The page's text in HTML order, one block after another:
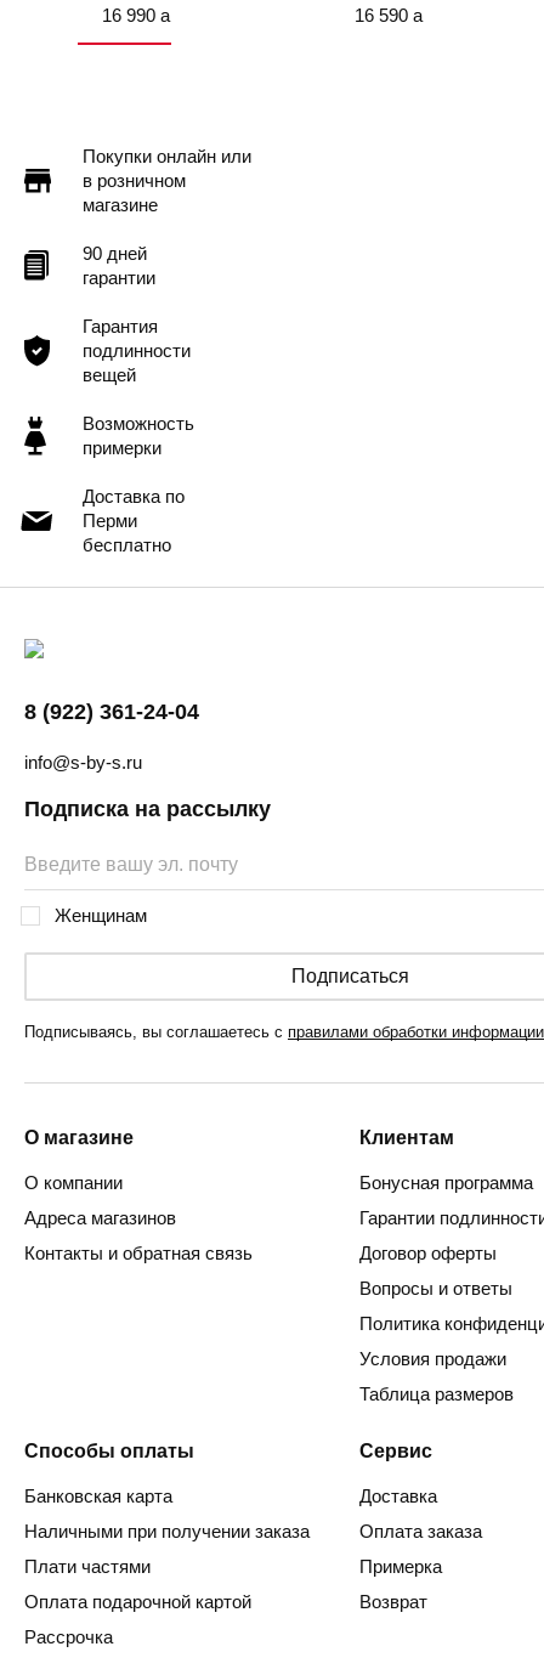
16 990 a 16 590 a
Покупки онлайн или
в розничном
магазине
90 дней
гарантии
Гарантия
подлинности
вещей
Возможность
примерки
Доставка по
Перми
бесплатно
8 (922) 361-24-04
info@s-by-s.ru
Подписка на рассылку
Женщинам
Подписаться
Подписываясь, вы соглашаетесь с правилами обработки информации
О магазине
О компании
Адреса магазинов
Контакты и обратная связь
Клиентам
Бонусная программа
Гарантии
Договор оферты
Вопросы и ответы
Политика
Условия продажи
Таблица размеров
Способы оплаты
Банковская карта
Наличными при получении заказа
Плати частями
Оплата подарочной картой
Рассрочка
Сервис
Доставка
Оплата заказа
Примерка
Возврат